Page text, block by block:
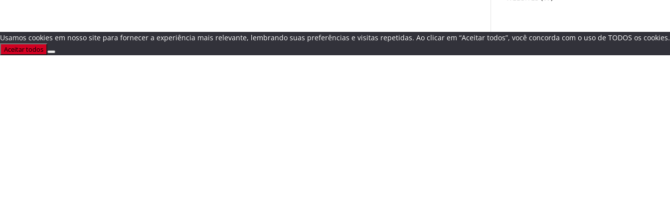
Usamos cookies em nosso site para fornecer a experiência mais relevante, lembrando suas preferências e visitas repetidas. Ao clicar em “Aceitar todos”, você concorda com o uso de TODOS os cookies.
Aceitar todos